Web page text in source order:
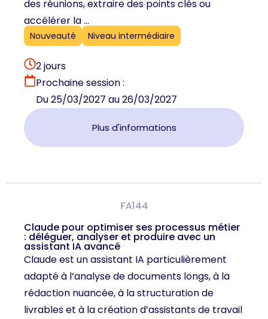
des réunions, extraire des points clés ou
accélérer la ...
Nouveauté Niveau intermédiaire
2 jours
Prochaine session :
Du 25/03/2027 au 26/03/2027
Plus d'informations
FA144
Claude pour optimiser ses processus métier
: déléguer, analyser et produire avec un
assistant IA avancé
Claude est un assistant IA particulièrement
adapté à l’analyse de documents longs, à la
rédaction nuancée, à la structuration de
livrables et à la création d’assistants de travail